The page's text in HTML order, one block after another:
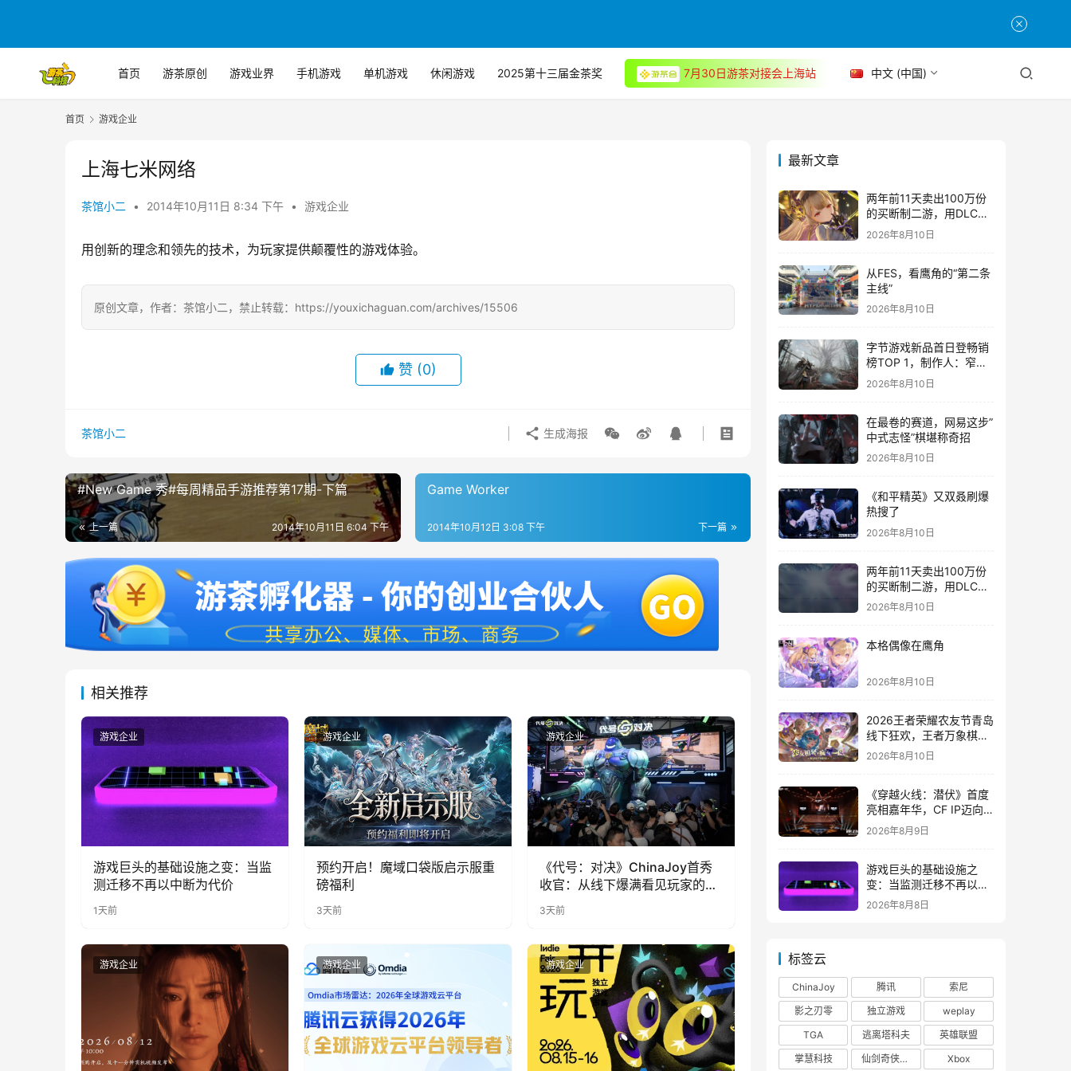
首页 游茶原创 游戏业界 手机游戏 单机游戏 休闲游戏 2025第十三届金茶奖 7月30日游茶对接会上海站 中文 (中国)
首页 游戏企业
上海七米网络
茶馆小二 • 2014年10月11日 8:34 下午 • 游戏企业
用创新的理念和领先的技术，为玩家提供颠覆性的游戏体验。
原创文章，作者：茶馆小二，禁止转载：https://youxichaguan.com/archives/15506
赞 (0)
茶馆小二 生成海报
#New Game 秀#每周精品手游推荐第17期-下篇
上一篇 2014年10月11日 6:04 下午
Game Worker
下一篇
2014年10月12日 3:08 下午
相关推荐
游戏企业
游戏巨头的基础设施之变：当监
测迁移不再以中断为代价
1天前
游戏企业
预约开启！魔域口袋版启示服重
磅福利
3天前
游戏企业
《代号：对决》ChinaJoy首秀
收官：从线下爆满看见玩家的真
实期待
3天前
游戏企业 游戏企业 游戏企业
最新文章
两年前11天卖出100万份
的买断制二游，用DLC重
新定义行业标杆
2026年8月10日
从FES，看鹰角的“第二条
主线”
2026年8月10日
字节游戏新品首日登畅销
榜TOP 1，制作人：窄缝
中求生，要想能不能做到
2026年8月10日
在最卷的赛道，网易这步”
中式志怪”棋堪称奇招
2026年8月10日
《和平精英》又双叒刷爆
热搜了
2026年8月10日
两年前11天卖出100万份
的买断制二游，用DLC重
新定义行业标杆
2026年8月10日
本格偶像在鹰角
2026年8月10日
2026王者荣耀农友节青岛
线下狂欢，王者万象棋定
档9月
2026年8月10日
《穿越火线：潜伏》首度
亮相嘉年华，CF IP迈向
3A叙事新高度
2026年8月9日
游戏巨头的基础设施之
变：当监测迁移不再以中
断为代价
2026年8月8日
标签云
ChinaJoy 腾讯
索尼
影之刃零
独立游戏
weplay
TGA
逃离塔科夫
英雄联盟
掌慧科技
仙剑奇侠传四 Xbox